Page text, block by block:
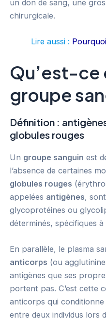
un don de sang, une
chirurgicale.
Lire aussi :
Qu’est-ce
groupe
Définition :
globules rouges
Un groupe sanguin est
l’absence de certaines
globules rouges
appelées antigènes,
glycoprotéines ou
déterminés, spécifiques à
En parallèle, le plasma
anticorps (ou
antigènes que ses
portent pas. C’est cette
anticorps qui
entre deux individus lors